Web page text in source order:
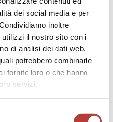
dei social media e per
inoltre
il nostro sito con i
di analisi dei dati web,
potrebbero combinarle
fornito loro o che hanno
servizi.
delwomen’s
i tre fascicoli
(1968),Notes from
una delle fonti di
from the Third Year
i documenti politici
di esistenza del